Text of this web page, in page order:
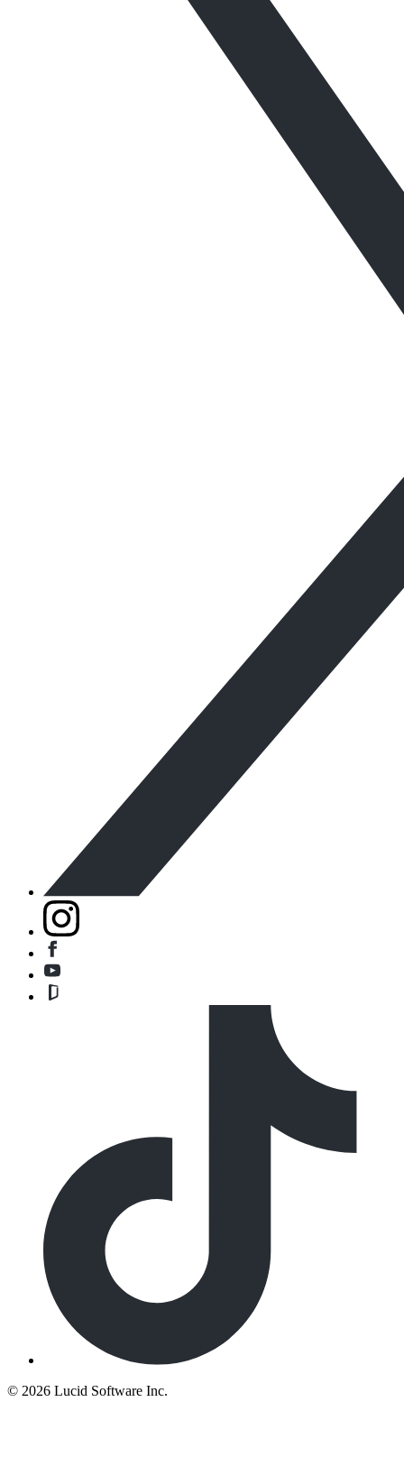
© 2026 Lucid Software Inc.